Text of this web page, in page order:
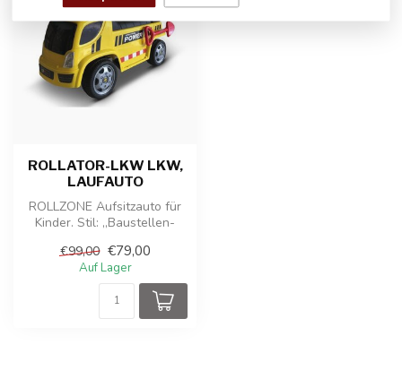
ROLLATOR-LKW LKW,
LAUFAUTO
ROLLZONE Aufsitzauto für
Kinder. Stil: „Baustellen-
e...
€99,00 €79,00
Auf Lager